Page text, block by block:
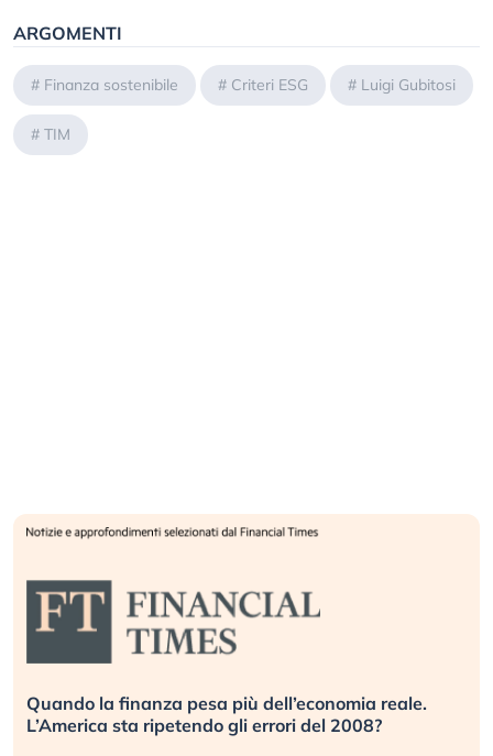
ARGOMENTI
# Finanza sostenibile # Criteri ESG # Luigi Gubitosi
# TIM
Quando la finanza pesa più dell’economia reale.
L’America sta ripetendo gli errori del 2008?